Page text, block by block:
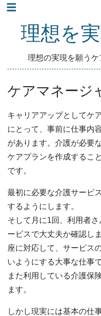
コ☰
理想を
理想の実現を願うケ
ケアマネージ
キャリアアップとしてケ
にとって、事前に仕事内
があります。介護が必要
ケアプランを作成するこ
です。
最初に必要な介護サービ
するようにします。
そして月に1回、利用者
ービスで大丈夫か確認し
座に対応して、サービス
いようにする大事な仕事で
また利用している介護保
ます。
しかし現実には基本の仕